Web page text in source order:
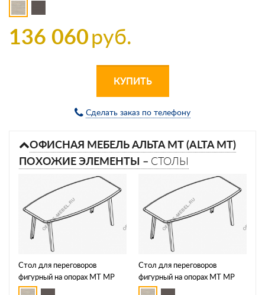
136 060руб.
КУПИТЬ
Сделать заказ по телефону
ОФИСНАЯ МЕБЕЛЬ АЛЬТА МТ (ALTA MT)
ПОХОЖИЕ ЭЛЕМЕНТЫ – СТОЛЫ
Стол для переговоров
фигурный на опорах МТ МР
Б1Б 141
Стол для переговоров
фигурный на опорах МТ МР
Б1Б 142